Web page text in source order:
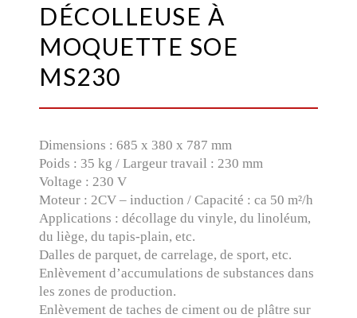
DÉCOLLEUSE À
MOQUETTE SOE
MS230
Dimensions : 685 x 380 x 787 mm
Poids : 35 kg / Largeur travail : 230 mm
Voltage : 230 V
Moteur : 2CV – induction / Capacité : ca 50 m²/h
Applications : décollage du vinyle, du linoléum,
du liège, du tapis-plain, etc.
Dalles de parquet, de carrelage, de sport, etc.
Enlèvement d’accumulations de substances dans
les zones de production.
Enlèvement de taches de ciment ou de plâtre sur